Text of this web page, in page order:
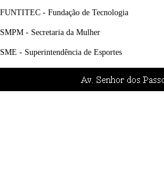
FUNTITEC - Fundação de Tecnologia
SMPM - Secretaria da Mulher
SME - Superintendência de Esportes